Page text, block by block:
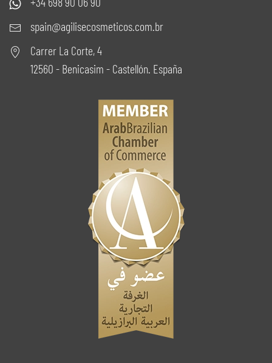
spain@agilisecosmeticos.com.br
Carrer La Corte, 4
12560 - Benicasim - Castellón. España